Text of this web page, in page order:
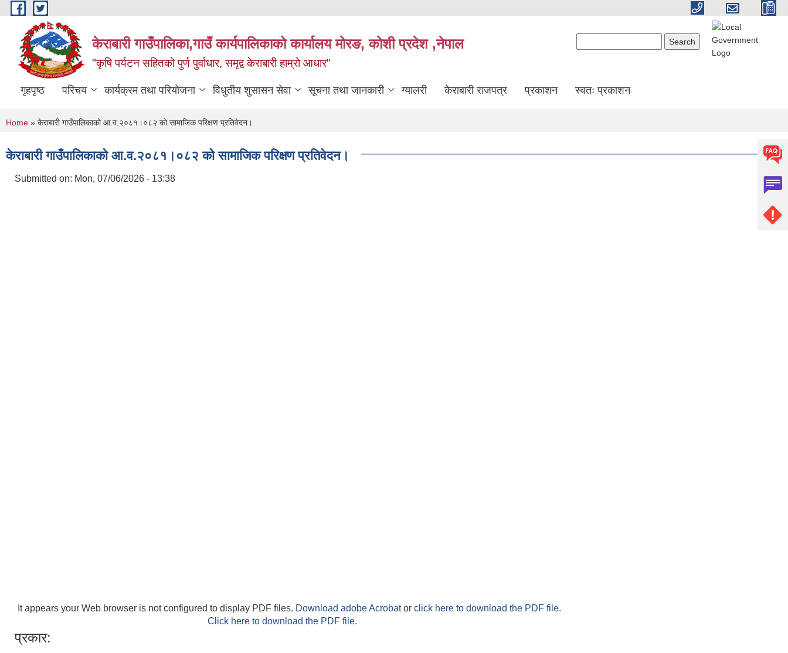
Skip to main content
केराबारी गाउँपालिका,गाउँ कार्यपालिकाको कार्यालय मोरङ, कोशी प्रदेश ,नेपाल
"कृषि पर्यटन सहितको पुर्ण पुर्वाधार, समृद्व केराबारी हाम्रो आधार"
गृहपृष्ठ परिचय कार्यक्रम तथा परियोजना विधुतीय शुसासन सेवा सूचना तथा जानकारी ग्यालरी केराबारी राजपत्र प्रकाशन स्वतः प्रकाशन
You are here
Home » केराबारी गाउँपालिकाको आ.व.२०८१।०८२ को सामाजिक परिक्षण प्रतिवेदन।
केराबारी गाउँपालिकाको आ.व.२०८१।०८२ को सामाजिक परिक्षण प्रतिवेदन।
Submitted on: Mon, 07/06/2026 - 13:38
It appears your Web browser is not configured to display PDF files. Download adobe Acrobator click here to download the PDF file.
Click here to download the PDF file.
प्रकार: